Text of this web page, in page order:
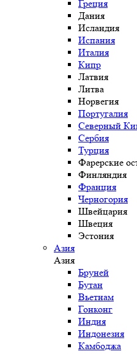
Греция
Дания
Исландия
Испания
Италия
Кипр
Латвия
Литва
Норвегия
Португалия
Северный
Сербия
Турция
Фарерские
Финляндия
Франция
Черногория
Швейцария
Швеция
Эстония
Азия
Азия
Бруней
Бутан
Вьетнам
Гонконг
Индия
Индонезия
Камбоджа